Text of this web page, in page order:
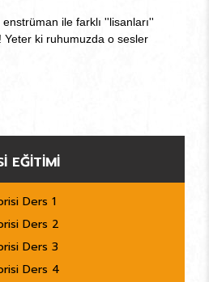
ile farklı ''lisanları''
Yeter ki ruhumuzda o sesler
EĞİTİMİ
Ders 1
Ders 2
Ders 3
Ders 4